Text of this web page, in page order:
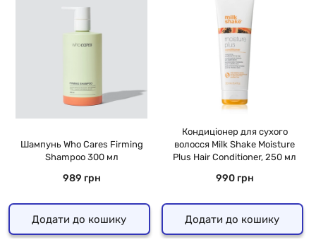
Шампунь Who Cares Firming
Shampoo 300 мл
989 грн
Додати до кошику
Кондиціонер для сухого
волосся Milk Shake Moisture
Plus Hair Conditioner, 250 мл
990 грн
Додати до кошику